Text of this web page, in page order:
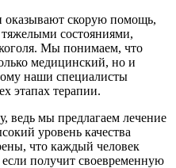
оказывают скорую помощь,
тяжелыми состояниями,
Мы понимаем, что
медицинский, но и
наши специалисты
этапах терапии.
ведь мы предлагаем лечение
уровень качества
что каждый человек
получит своевременную